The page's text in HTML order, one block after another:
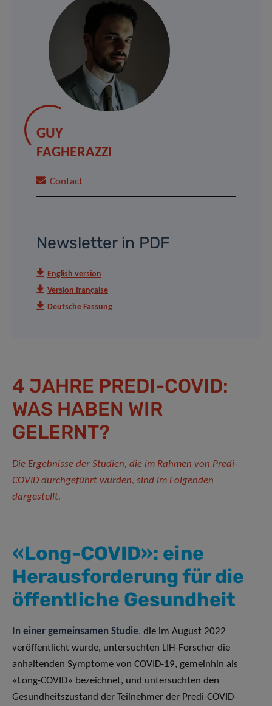
GUY
FAGHERAZZI
Contact
Newsletter in PDF
English version
Version française
Deutsche Fassung
4 JAHRE PREDI-COVID:
WAS HABEN WIR
GELERNT?
Die Ergebnisse der Studien, die im Rahmen von Predi-
COVID durchgeführt wurden, sind im Folgenden
dargestellt.
«Long-COVID»: eine
Herausforderung für die
öffentliche Gesundheit
In einer gemeinsamen Studie, die im August 2022
veröffentlicht wurde, untersuchten LIH-Forscher die
anhaltenden Symptome von COVID-19, gemeinhin als
«Long-COVID» bezeichnet, und untersuchten den
Gesundheitszustand der Teilnehmer der Predi-COVID-